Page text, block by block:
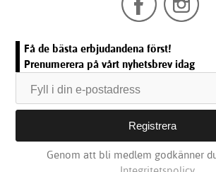
Få de bästa erbjudandena först!
Prenumerera på vårt nyhetsbrev idag
Genom att bli medlem godkänner